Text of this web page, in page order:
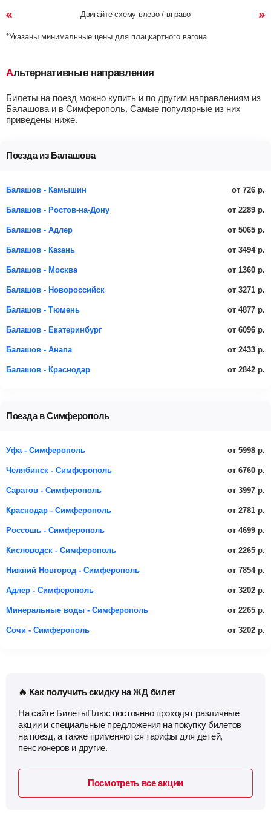
Двигайте схему влево / вправо
*Указаны минимальные цены для плацкартного вагона
Альтернативные направления
Билеты на поезд можно купить и по другим направлениям из
Балашова и в Симферополь. Самые популярные из них
приведены ниже.
Поезда из Балашова
Балашов - Камышин от 726 р.
Балашов - Ростов-на-Дону от 2289 р.
Балашов - Адлер от 5065 р.
Балашов - Казань от 3494 р.
Балашов - Москва от 1360 р.
Балашов - Новороссийск от 3271 р.
Балашов - Тюмень от 4877 р.
Балашов - Екатеринбург от 6096 р.
Балашов - Анапа от 2433 р.
Балашов - Краснодар от 2842 р.
Поезда в Симферополь
Уфа - Симферополь от 5998 р.
Челябинск - Симферополь от 6760 р.
Саратов - Симферополь от 3997 р.
Краснодар - Симферополь от 2781 р.
Россошь - Симферополь от 4699 р.
Кисловодск - Симферополь от 2265 р.
Нижний Новгород - Симферополь от 7854 р.
Адлер - Симферополь от 3202 р.
Минеральные воды - Симферополь от 2265 р.
Сочи - Симферополь от 3202 р.
🔥 Как получить скидку на ЖД билет
На сайте БилетыПлюс постоянно проходят различные
акции и специальные предложения на покупку билетов
на поезд, а также применяются тарифы для детей,
пенсионеров и другие.
Посмотреть все акции